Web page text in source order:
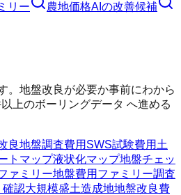
リー 農地価格AI の改善候補
。地盤改良が必要か事前にわから
上のボーリングデータ へ進める
良地盤調査費用 SWS試験費用 土
トマップ液状化マップ地盤チェッ
ァミリー地盤費用ファミリー調査
確認大規模盛土造成地地盤改良費